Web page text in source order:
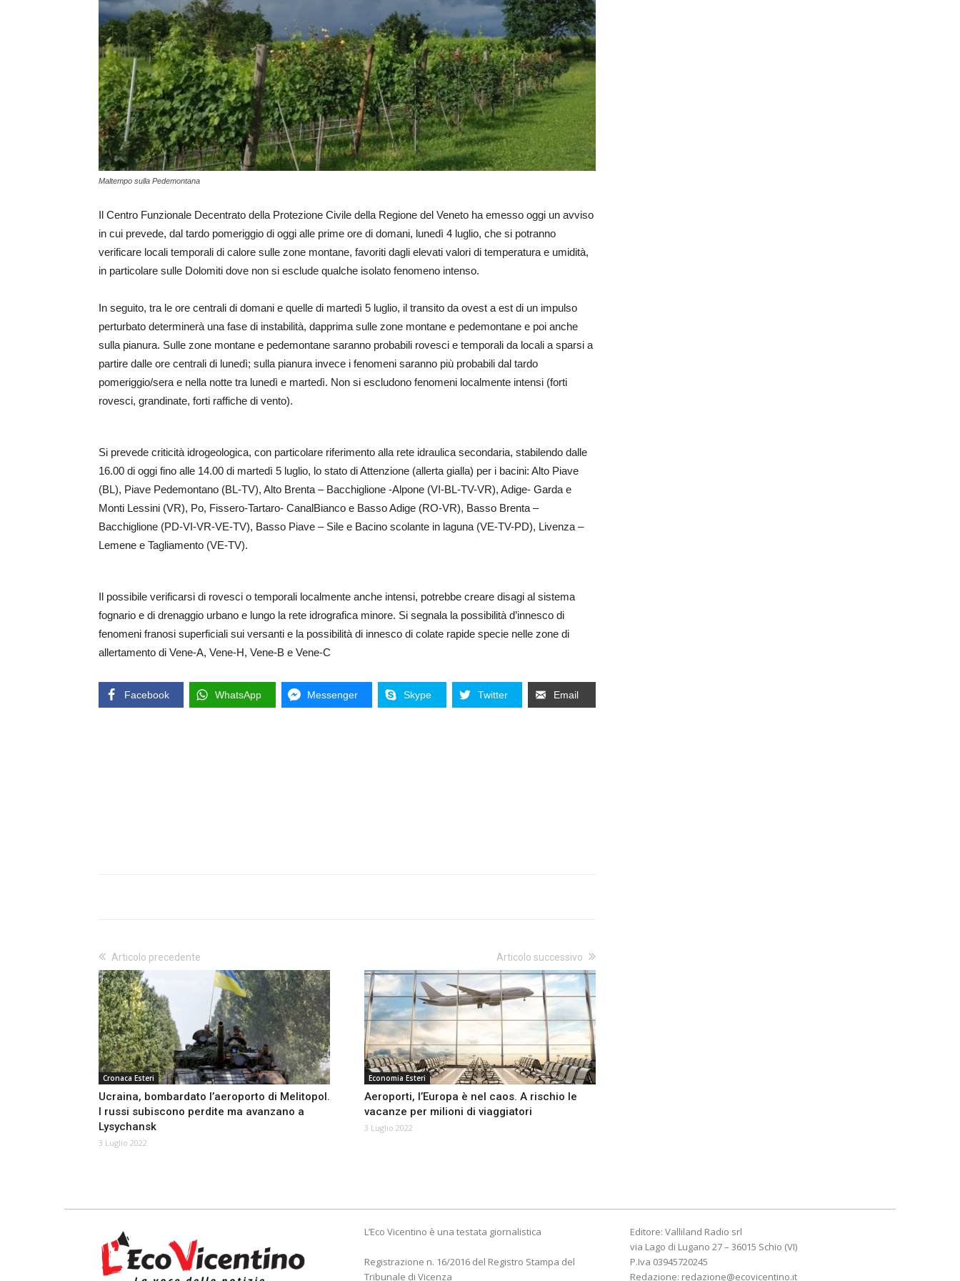
Maltempo sulla Pedemontana
Il Centro Funzionale Decentrato della Protezione Civile della Regione del Veneto ha emesso oggi un avviso
in cui prevede, dal tardo pomeriggio di oggi alle prime ore di domani, lunedì 4 luglio, che si potranno
verificare locali temporali di calore sulle zone montane, favoriti dagli elevati valori di temperatura e umidità,
in particolare sulle Dolomiti dove non si esclude qualche isolato fenomeno intenso.
In seguito, tra le ore centrali di domani e quelle di martedì 5 luglio, il transito da ovest a est di un impulso
perturbato determinerà una fase di instabilità, dapprima sulle zone montane e pedemontane e poi anche
sulla pianura. Sulle zone montane e pedemontane saranno probabili rovesci e temporali da locali a sparsi a
partire dalle ore centrali di lunedì; sulla pianura invece i fenomeni saranno più probabili dal tardo
pomeriggio/sera e nella notte tra lunedì e martedì. Non si escludono fenomeni localmente intensi (forti
rovesci, grandinate, forti raffiche di vento).
Si prevede criticità idrogeologica, con particolare riferimento alla rete idraulica secondaria, stabilendo dalle
16.00 di oggi fino alle 14.00 di martedì 5 luglio, lo stato di Attenzione (allerta gialla) per i bacini: Alto Piave
(BL), Piave Pedemontano (BL-TV), Alto Brenta – Bacchiglione -Alpone (VI-BL-TV-VR), Adige- Garda e
Monti Lessini (VR), Po, Fissero-Tartaro- CanalBianco e Basso Adige (RO-VR), Basso Brenta –
Bacchiglione (PD-VI-VR-VE-TV), Basso Piave – Sile e Bacino scolante in laguna (VE-TV-PD), Livenza –
Lemene e Tagliamento (VE-TV).
Il possibile verificarsi di rovesci o temporali localmente anche intensi, potrebbe creare disagi al sistema
fognario e di drenaggio urbano e lungo la rete idrografica minore. Si segnala la possibilità d’innesco di
fenomeni franosi superficiali sui versanti e la possibilità di innesco di colate rapide specie nelle zone di
allertamento di Vene-A, Vene-H, Vene-B e Vene-C
Facebook WhatsApp Messenger Skype Twitter Email
Articolo precedente
Cronaca Esteri
Ucraina, bombardato l’aeroporto di Melitopol.
I russi subiscono perdite ma avanzano a
Lysychansk
3 Luglio 2022
Articolo successivo
Economia Esteri
Aeroporti, l’Europa è nel caos. A rischio le
vacanze per milioni di viaggiatori
3 Luglio 2022
L’Eco Vicentino è una testata giornalistica
Registrazione n. 16/2016 del Registro Stampa del
Tribunale di Vicenza
Editore: Valliland Radio srl
via Lago di Lugano 27 – 36015 Schio (VI)
P.Iva 03945720245
Redazione: redazione@ecovicentino.it